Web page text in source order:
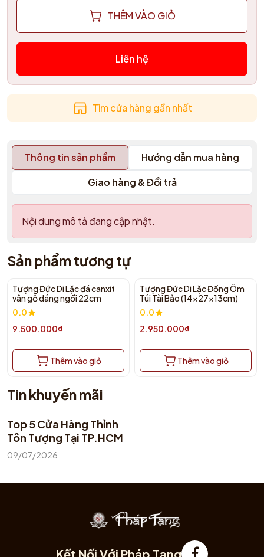
THÊM VÀO GIỎ
Liên hệ
Tìm cửa hàng gần nhất
Thông tin sản phẩm
Hướng dẫn mua hàng
Giao hàng & Đổi trả
Nội dung mô tả đang cập nhật.
Sản phẩm tương tự
Tượng Đức Di Lặc đá canxit
vân gỗ dáng ngồi 22cm
0.0
9.500.000₫
Thêm vào giỏ
Tượng Đức Di Lặc Đồng Ôm
Túi Tài Bảo (14x27x13cm)
0.0
2.950.000₫
Thêm vào giỏ
Tin khuyến mãi
Top 5 Cửa Hàng Thỉnh
Tôn Tượng Tại TP.HCM
09/07/2026
Kết Nối Với Pháp Tạng